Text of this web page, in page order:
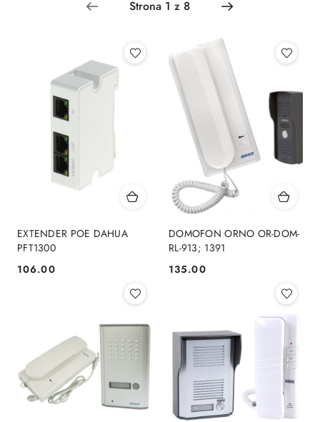
EXTENDER POE DAHUA
PFT1300
Cena:
106.00
DOMOFON ORNO OR-DOM-
RL-913; 1391
Cena:
135.00